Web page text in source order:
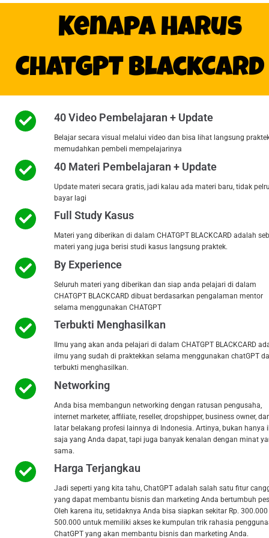
Kenapa Harus
ChatGPT BlackCard
40 Video Pembelajaran + Update
Belajar secara visual melalui video dan bisa lihat langsung
memudahkan pembeli mempelajarinya
40 Materi Pembelajaran + Update
Update materi secara gratis, jadi kalau ada materi baru, tidak pelru
bayar lagi
Full Study Kasus
Materi yang diberikan di dalam CHATGPT BLACKCARD adalah
materi yang juga berisi studi kasus langsung praktek.
By Experience
Seluruh materi yang diberikan dan siap anda pelajari di dalam
CHATGPT BLACKCARD dibuat berdasarkan pengalaman mentor
selama menggunakan CHATGPT
Terbukti Menghasilkan
Ilmu yang akan anda pelajari di dalam CHATGPT BLACKCARD
ilmu yang sudah di praktekkan selama menggunakan chatGPT
terbukti menghasilkan.
Networking
Anda bisa membangun networking dengan ratusan pengusaha,
internet marketer, affiliate, reseller, dropshipper, business owner,
latar belakang profesi lainnya di Indonesia. Artinya, bukan hanya
saja yang Anda dapat, tapi juga banyak kenalan dengan minat
sama.
Harga Terjangkau
Jadi seperti yang kita tahu, ChatGPT adalah salah satu fitur
yang dapat membantu bisnis dan marketing Anda bertumbuh
Oleh karena itu, setidaknya Anda bisa siapkan sekitar Rp. 300.000
500.000 untuk memiliki akses ke kumpulan trik rahasia
ChatGPT yang akan membantu bisnis dan marketing Anda.